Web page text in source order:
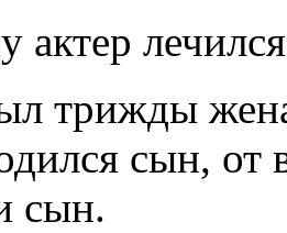
актер
трижды
сын,
сын.